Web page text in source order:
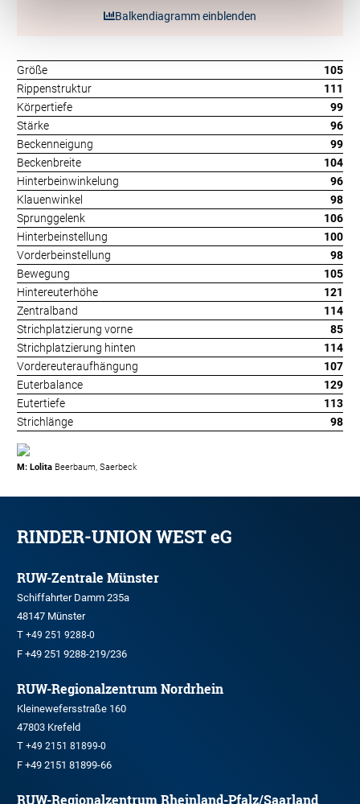
Balkendiagramm einblenden
Größe
105
Rippenstruktur
111
Körpertiefe
99
Stärke
96
Beckenneigung
99
Beckenbreite
104
Hinterbeinwinkelung
96
Klauenwinkel
98
Sprunggelenk
106
Hinterbeinstellung
100
Vorderbeinstellung
98
Bewegung
105
Hintereuterhöhe
121
Zentralband
114
Strichplatzierung vorne
85
Strichplatzierung hinten
114
Vordereuteraufhängung
107
Euterbalance
129
Eutertiefe
113
Strichlänge
98
M: Lolita Beerbaum, Saerbeck
RINDER-UNION WEST eG
RUW-Zentrale Münster
Schiffahrter Damm 235a
48147 Münster
T +49 251 9288-0
F +49 251 9288-219/236
RUW-Regionalzentrum Nordrhein
Kleinewefersstraße 160
47803 Krefeld
T +49 2151 81899-0
F +49 2151 81899-66
RUW-Regionalzentrum Rheinland-Pfalz/Saarland